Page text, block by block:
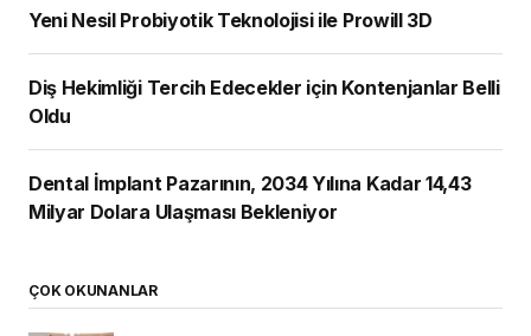
Yeni Nesil Probiyotik Teknolojisi ile Prowill 3D
Diş Hekimliği Tercih Edecekler için Kontenjanlar Belli
Oldu
Dental İmplant Pazarının, 2034 Yılına Kadar 14,43
Milyar Dolara Ulaşması Bekleniyor
ÇOK OKUNANLAR